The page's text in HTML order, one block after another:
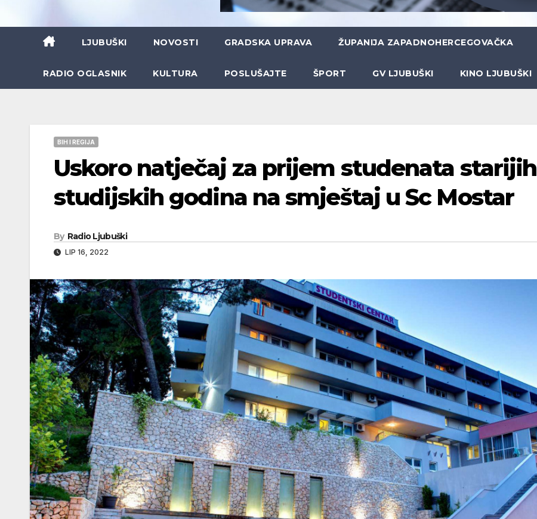
LJUBUŠKI NOVOSTI GRADSKA UPRAVA ŽUPANIJA ZAPADNOHERCEGOVAČKA
RADIO OGLASNIK KULTURA POSLUŠAJTE ŠPORT GV LJUBUŠKI KINO LJUBUŠKI
BIH I REGIJA
Uskoro natječaj za prijem studenata starijih
studijskih godina na smještaj u Sc Mostar
By Radio Ljubuški
LIP 16, 2022